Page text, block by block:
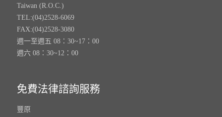
Taiwan (R.O.C.)
TEL:(04)2528-6069
FAX:(04)2528-3080
週一至週五 08：30~17：00
週六 08：30~12：00
免費法律諮詢服務
豐原